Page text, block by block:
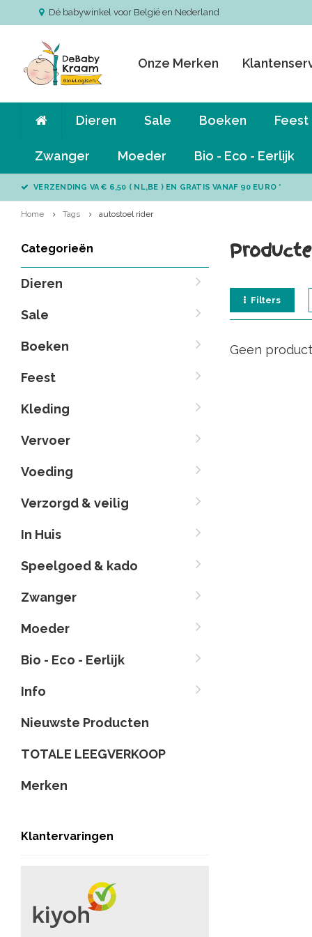
Dé babywinkel voor België en Nederland
Onze Merken
Dieren Sale Boeken Feest
Zwanger Moeder Bio - Eco - Eerlijk
VERZENDING VA € 6,50 ( NL,BE ) EN GRATIS VANAF 90 EURO *
Home Tags autostoel rider
Categorieën
Dieren
Sale
Boeken
Feest
Kleding
Vervoer
Voeding
Verzorgd & veilig
In Huis
Speelgoed & kado
Zwanger
Moeder
Bio - Eco - Eerlijk
Info
Nieuwste Producten
TOTALE LEEGVERKOOP
Merken
Klantervaringen
Filters
Geen